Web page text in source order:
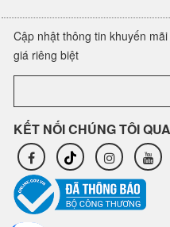
Cập nhật thông tin khuyến
giá riêng biệt
KẾT NỐI CHÚNG TÔI QUA